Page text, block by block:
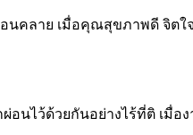
นคลาย เมื่อคุณสุขภาพดี จิต
อนไว้ด้วยกันอย่างไร้ที่ติ เมื่อ